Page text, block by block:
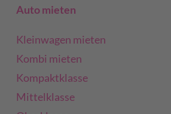
Auto mieten
Kleinwagen mieten
Kombi mieten
Kompaktklasse
Mittelklasse